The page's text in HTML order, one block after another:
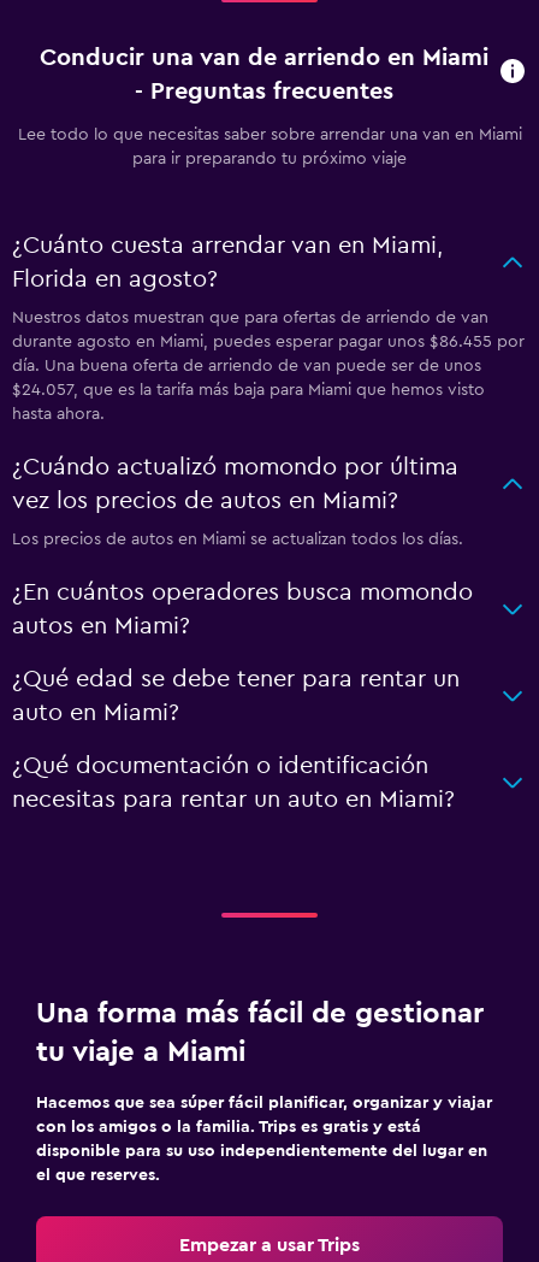
Conducir una van de arriendo en Miami
- Preguntas frecuentes
Lee todo lo que necesitas saber sobre arrendar una van en Miami
para ir preparando tu próximo viaje
¿Cuánto cuesta arrendar van en Miami,
Florida en agosto?
Nuestros datos muestran que para ofertas de arriendo de van
durante agosto en Miami, puedes esperar pagar unos $86.455 por
día. Una buena oferta de arriendo de van puede ser de unos
$24.057, que es la tarifa más baja para Miami que hemos visto
hasta ahora.
¿Cuándo actualizó momondo por última
vez los precios de autos en Miami?
Los precios de autos en Miami se actualizan todos los días.
¿En cuántos operadores busca momondo
autos en Miami?
¿Qué edad se debe tener para rentar un
auto en Miami?
¿Qué documentación o identificación
necesitas para rentar un auto en Miami?
Una forma más fácil de gestionar
tu viaje a Miami
Hacemos que sea súper fácil planificar, organizar y viajar
con los amigos o la familia. Trips es gratis y está
disponible para su uso independientemente del lugar en
el que reserves.
Empezar a usar Trips